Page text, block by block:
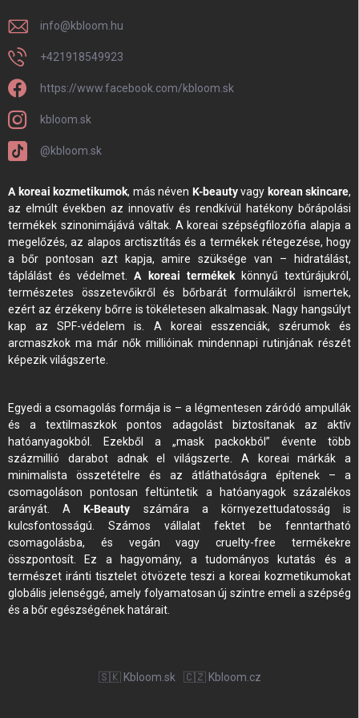
info@kbloom.hu
+421918549923
https://www.facebook.com/kbloom.sk
kbloom.sk
@kbloom.sk
A koreai kozmetikumok, más néven K-beautyvagy korean skincare,
az elmúlt években az innovatív és rendkívül hatékony bőrápolási
termékek szinonimájává váltak. A koreai szépségfilozófia alapja a
megelőzés, az alapos arctisztítás és a termékek rétegezése, hogy
a bőr pontosan azt kapja, amire szüksége van – hidratálást,
táplálást és védelmet.A koreai termékekkönnyű textúrájukról,
természetes összetevőikről és bőrbarát formuláikról ismertek,
ezért az érzékeny bőrre is tökéletesen alkalmasak. Nagy hangsúlyt
kap az SPF-védelem is. A koreai esszenciák, szérumok és
arcmaszkok ma már nők millióinak mindennapi rutinjának részét
képezik világszerte.
Egyedi a csomagolás formája is – a légmentesen záródó ampullák
és a textilmaszkok pontos adagolást biztosítanak az aktív
hatóanyagokból. Ezekből a „mask packokból” évente több
százmillió darabot adnak el világszerte. A koreai márkák a
minimalista összetételre és az átláthatóságra építenek – a
csomagoláson pontosan feltüntetik a hatóanyagok százalékos
arányát. A K-Beauty számára a környezettudatosság is
kulcsfontosságú. Számos vállalat fektet be fenntartható
csomagolásba, és vegán vagy cruelty-free termékekre
összpontosít. Ez a hagyomány, a tudományos kutatás és a
természet iránti tisztelet ötvözete teszi a koreai kozmetikumokat
globális jelenséggé, amely folyamatosan új szintre emeli a szépség
és a bőr egészségének határait.
🇸🇰 Kbloom.sk 🇨🇿 Kbloom.cz